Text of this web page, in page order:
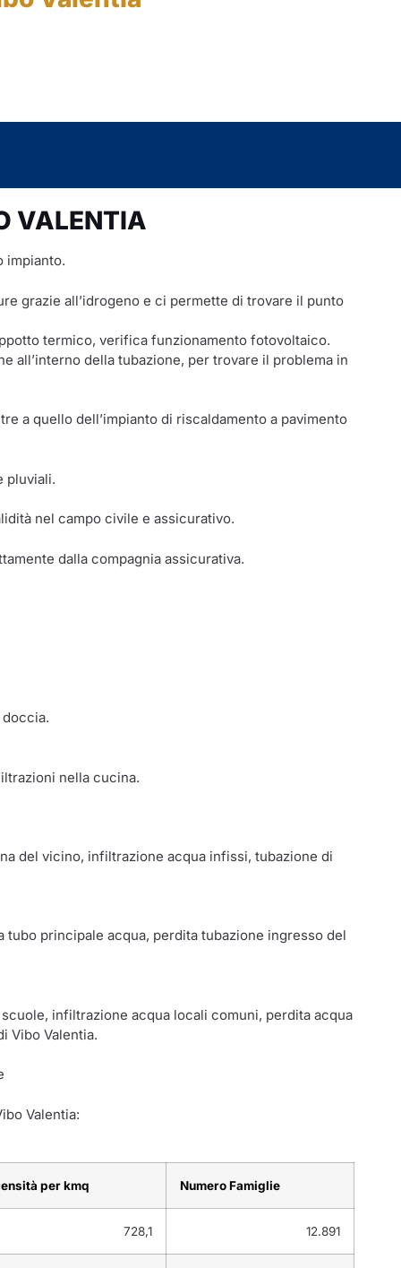
VALENTIA
impianto.
grazie all’idrogeno e ci permette di trovare il punto
termico, verifica funzionamento fotovoltaico.
all’interno della tubazione, per trovare il problema in
a quello dell’impianto di riscaldamento a pavimento
pluviali.
nel campo civile e assicurativo.
dalla compagnia assicurativa.
nella cucina.
del vicino, infiltrazione acqua infissi, tubazione di
principale acqua, perdita tubazione ingresso del
infiltrazione acqua locali comuni, perdita acqua
Vibo Valentia.
Valentia:
per kmq Numero Famiglie
728,1 12.891